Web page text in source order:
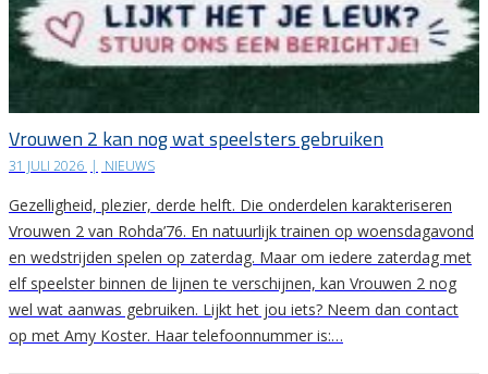
Vrouwen 2 kan nog wat speelsters gebruiken
31 JULI 2026 | NIEUWS
Gezelligheid, plezier, derde helft. Die onderdelen karakteriseren
Vrouwen 2 van Rohda’76. En natuurlijk trainen op woensdagavond
en wedstrijden spelen op zaterdag. Maar om iedere zaterdag met
elf speelster binnen de lijnen te verschijnen, kan Vrouwen 2 nog
wel wat aanwas gebruiken. Lijkt het jou iets? Neem dan contact
op met Amy Koster. Haar telefoonnummer is:…